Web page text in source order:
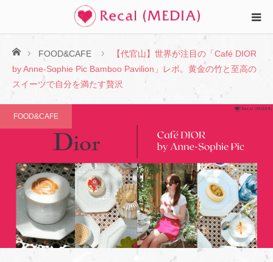
ホームFOOD&CAFE
【代官山】世界が注目の「Café DIOR
by Anne-Sophie Pic Bamboo Pavilion」レポ。黄金の竹と至高の
スイーツで自分を満たす贅沢
FOOD&CAFE